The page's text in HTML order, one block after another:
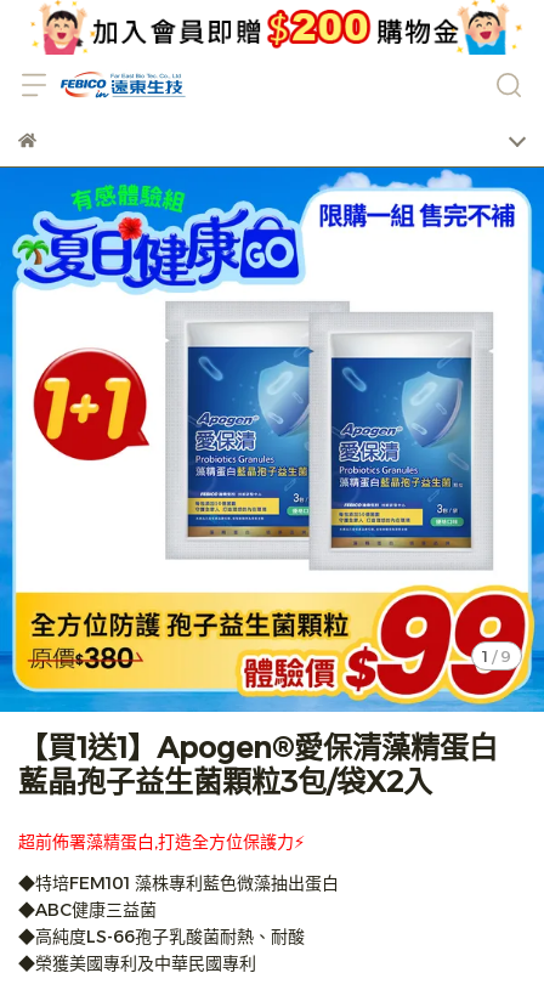
1 / 9
【買1送1】Apogen®愛保清藻精蛋白
藍晶孢子益生菌顆粒3包/袋X2入
超前佈署藻精蛋白,打造全方位保護力⚡
◆特培FEM101 藻株專利藍色微藻抽出蛋白
◆ABC健康三益菌
◆高純度LS-66孢子乳酸菌耐熱、耐酸
◆榮獲美國專利及中華民國專利